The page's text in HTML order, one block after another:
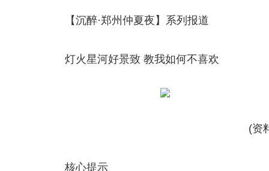
【沉醉·郑州仲夏夜】系列报道
灯火星河好景致 教我如何不喜欢
(资
核心提示